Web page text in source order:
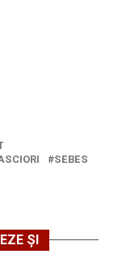
SEBES
ȘI